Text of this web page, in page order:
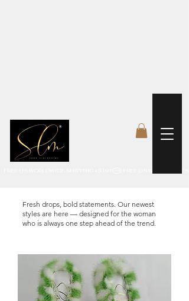
Fresh drops, bold statements. Our newest
styles are here — designed for the woman
who is always one step ahead of the trend.